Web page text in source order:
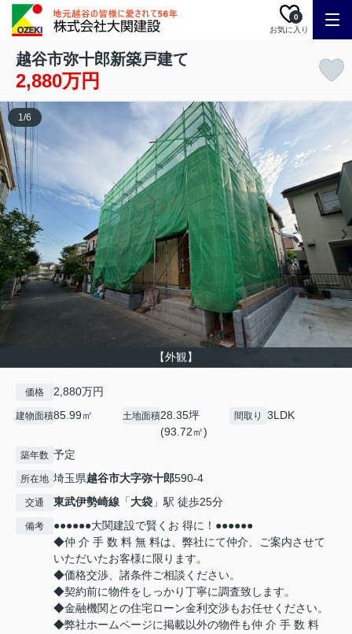
お気に入り
0
越谷市弥十郎新築戸建て
2,880万円
【外観】
1/6
価格 2,880万円
建物面積85.99㎡ 土地面積28.35坪
(93.72㎡)
間取り 3LDK
築年数 予定
所在地 埼玉県越谷市大字弥十郎590-4
交通 東武伊勢崎線 「大袋 」駅 徒歩25分
備考
●●●●●●大関建設で賢くお 得に！●●●●●●
◆仲 介 手 数 料 無 料は、弊社にて仲介、ご案内させて
いただいたお客様に限ります。
◆価格交渉、諸条件ご相談ください。
◆契約前に物件をしっかり丁寧に調査致します。
◆金融機関との住宅ローン金利交渉もお任せください。
◆弊社ホームページに掲載以外の物件も仲 介 手 数 料